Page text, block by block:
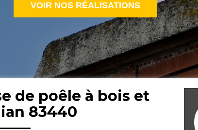
VOIR NOS RÉALISATIONS
de poêle à bois et
83440